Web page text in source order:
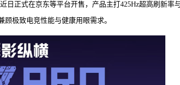
日正式在京东等平台开售，产品主打425Hz超高刷新率
顾极致电竞性能与健康用眼需求。